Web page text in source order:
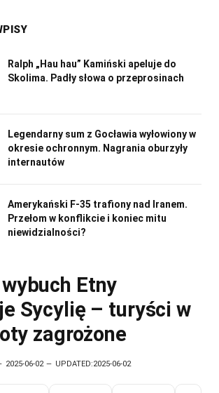
Ralph „Hau hau” Kamiński apeluje do
Skolima. Padły słowa o przeprosinach
Legendarny sum z Gocławia wyłowiony w
okresie ochronnym. Nagrania oburzyły
internautów
Amerykański F-35 trafiony nad Iranem.
Przełom w konflikcie i koniec mitu
niewidzialności?
Etny
Sycylię – turyści w
zagrożone
2025-06-02 UPDATED:2025-06-02